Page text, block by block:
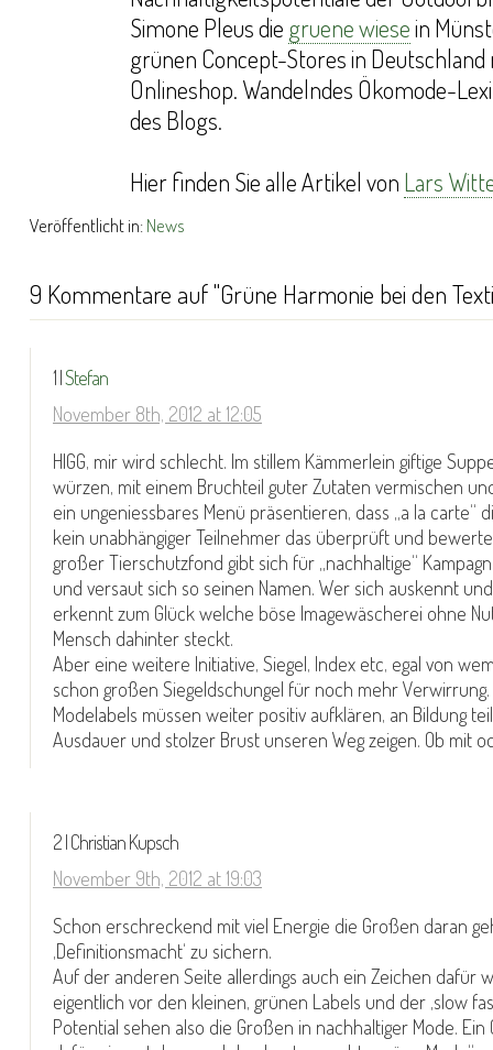
Simone Pleus die gruene wiesein
grünen Concept-Stores in
Onlineshop. Wandelndes Ökomode-
des Blogs.
Hier finden Sie alle Artikel von Lars
Veröffentlicht in:News
9 Kommentare auf "Grüne Harmonie bei den
1 |Stefan
November 8th, 2012 at 12:05
HIGG, mir wird schlecht. Im stillem Kämmerlein giftige
würzen, mit einem Bruchteil guter Zutaten vermischen
ein ungeniessbares Menü präsentieren, dass „a la carte“
kein unabhängiger Teilnehmer das überprüft und
großer Tierschutzfond gibt sich für „nachhaltige“
und versaut sich so seinen Namen. Wer sich auskennt
erkennt zum Glück welche böse Imagewäscherei ohne
Mensch dahinter steckt.
Aber eine weitere Initiative, Siegel, Index etc, egal von
schon großen Siegeldschungel für noch mehr
Modelabels müssen weiter positiv aufklären, an Bildung
Ausdauer und stolzer Brust unseren Weg zeigen. Ob mit
2 | Christian Kupsch
November 9th, 2012 at 19:03
Schon erschreckend mit viel Energie die Großen daran
‚Definitionsmacht‘ zu sichern.
Auf der anderen Seite allerdings auch ein Zeichen dafür
eigentlich vor den kleinen, grünen Labels und der ‚slow
Potential sehen also die Großen in nachhaltiger Mode.